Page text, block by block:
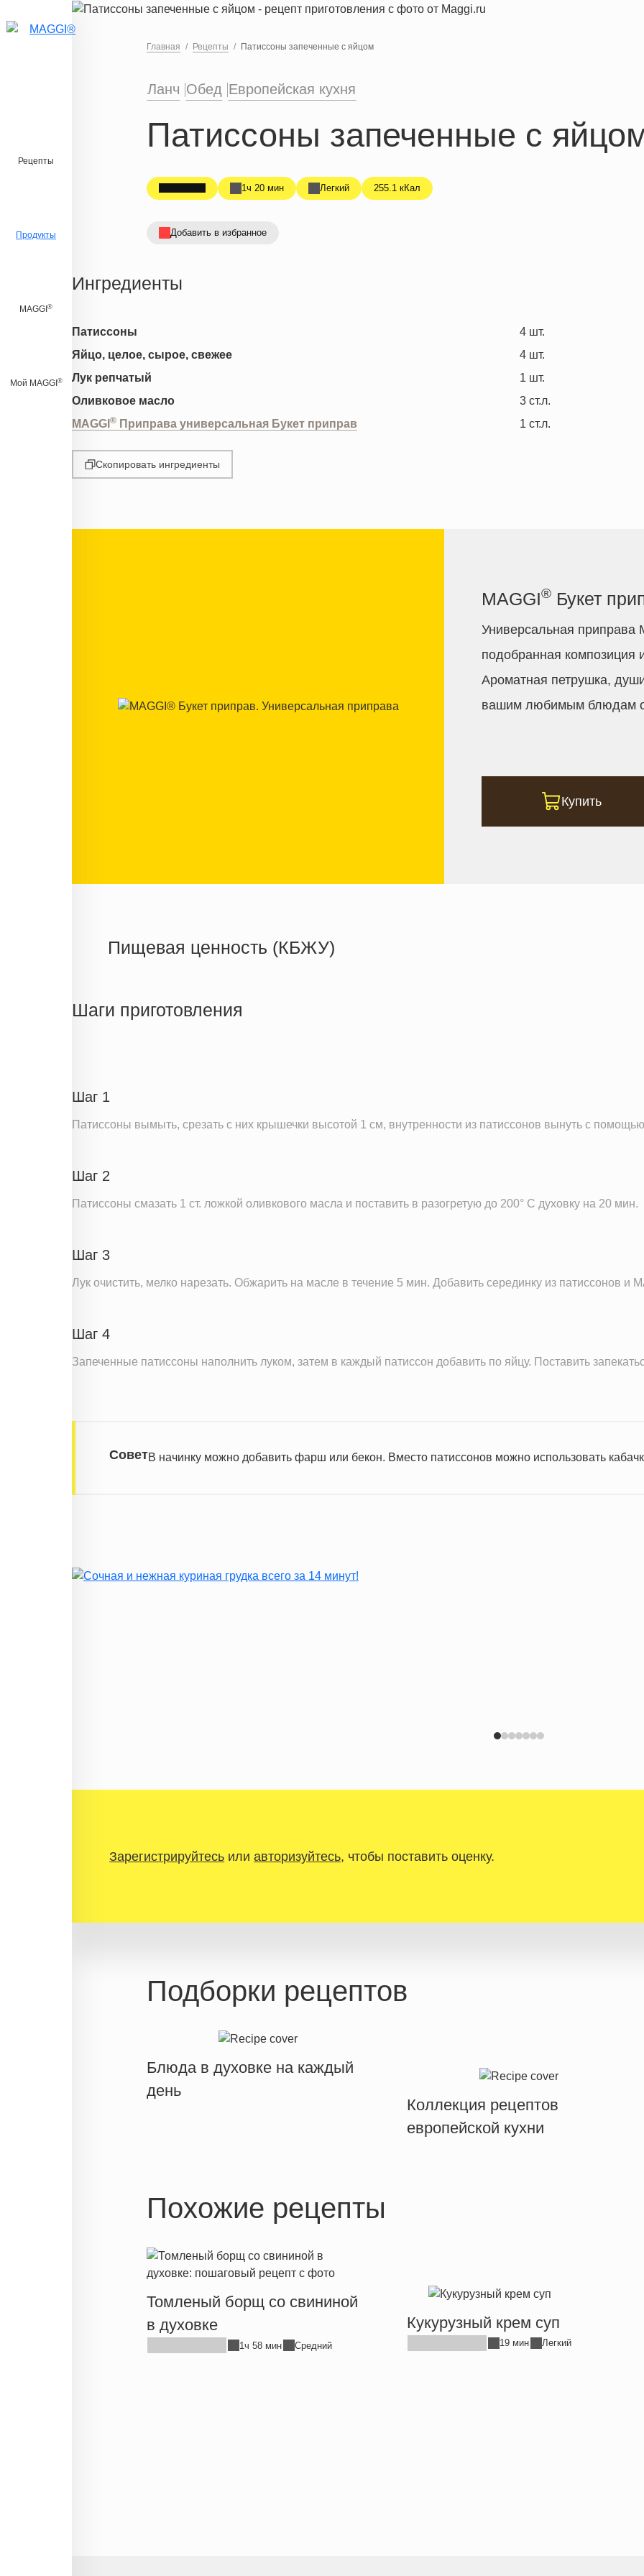
Перейти к основному содержанию
Рецепты
Продукты
MAGGI ®
Мой MAGGI ®
Главная Рецепты Патиссоны запеченные с яйцом
Ланч Обед Европейская кухня
Патиссоны запеченные с
1ч 20 мин Легкий 255.1 кКал
Добавить в избранное
Ингредиенты
Патиссоны 4 шт.
Яйцо, целое, сырое, свежее
4 шт.
Лук репчатый
1 шт.
Оливковое масло
3 ст.л.
MAGGI ® Приправа универсальная Букет приправ 1 ст.л.
Скопировать ингредиенты
MAGGI® Букет
Универсальная приправа
подобранная композиция
Ароматная петрушка,
вашим любимым блюдам
Купить
Пищевая ценность (КБЖУ)
Белки
Шаги приготовления
Шаг 1
Патиссоны вымыть, срезать с них крышечки высотой 1 см, внутренности из патиссонов вынуть с
Шаг 2
Патиссоны смазать 1 ст. ложкой оливкового масла и поставить в разогретую до 200° С духовку на 20 мин.
Шаг 3
Лук очистить, мелко нарезать. Обжарить на масле в течение 5 мин. Добавить серединку из патиссонов и
Шаг 4
Запеченные патиссоны наполнить луком, затем в каждый патиссон добавить по яйцу. Поставить
СоветВ начинку можно добавить фарш или бекон. Вместо патиссонов можно использовать
Зарегистрируйтесьили авторизуйтесь, чтобы поставить оценку.
Подборки рецептов
Блюда в духовке на каждый
день
Коллекция рецептов
европейской кухни
Похожие рецепты
Томленый борщ со свининой
в духовке
1ч 58 мин Средний
Кукурузный крем суп
19 мин Легкий